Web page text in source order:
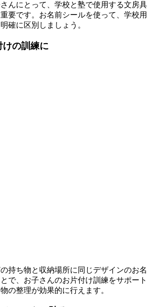
んにとって、学校と塾で使用する文房具
要です。お名前シールを使って、学校用
確に区別しましょう。
の訓練に
持ち物と収納場所に同じデザインのお名
で、お子さんのお片付け訓練をサポート
の整理が効果的に行えます。